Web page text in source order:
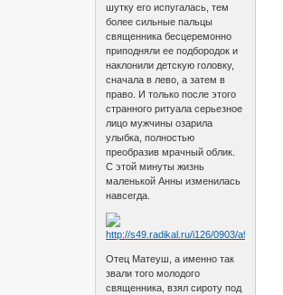
шутку его испугалась, тем
более сильные пальцы
священника бесцеремонно
приподняли ее подбородок и
наклонили детскую головку,
сначала в лево, а затем в
право. И только после этого
странного ритуала серьезное
лицо мужчины озарила
улыбка, полностью
преобразив мрачный облик.
С этой минуты жизнь
маленькой Анны изменилась
навсегда.
Отец Матеуш, а именно так
звали того молодого
священника, взял сироту под